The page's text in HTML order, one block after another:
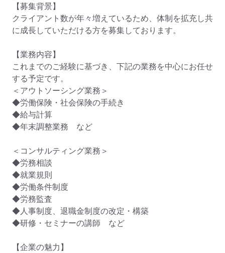
【募集背景】
クライアント数が年々増えているため、体制を拡充し共
に成長していただける方を募集しております。
【業務内容】
これまでのご経験に基づき、下記の業務を中心にお任せ
する予定です。
＜アウトソーシング業務＞
◆労働保険・社会保険の手続き
◆給与計算
◆年末調整業務　など
＜コンサルティング業務＞
◆労務相談
◆就業規則
◆労働条件制度
◆労務監査
◆人事制度、退職金制度の改定・構築
◆研修・セミナーの講師　など
【企業の魅力】